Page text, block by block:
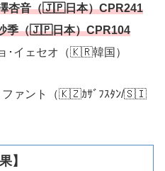
杏音（🇯🇵日本）CPR241
季（🇯🇵日本）CPR104
･イェセオ（🇰🇷韓国）
ファント（🇰🇿ｶｻﾞﾌｽﾀﾝ/🇸🇮
】